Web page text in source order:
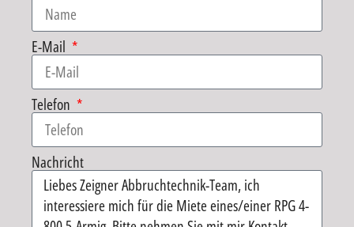
E-Mail
Telefon
Nachricht